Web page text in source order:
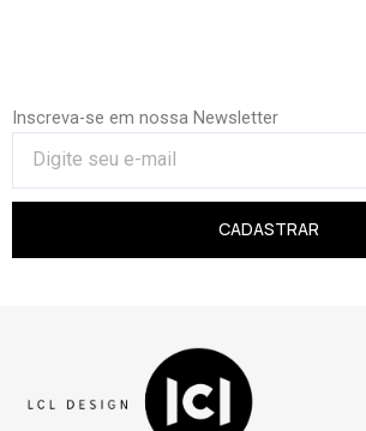
Inscreva-se em nossa Newsletter
CADASTRAR